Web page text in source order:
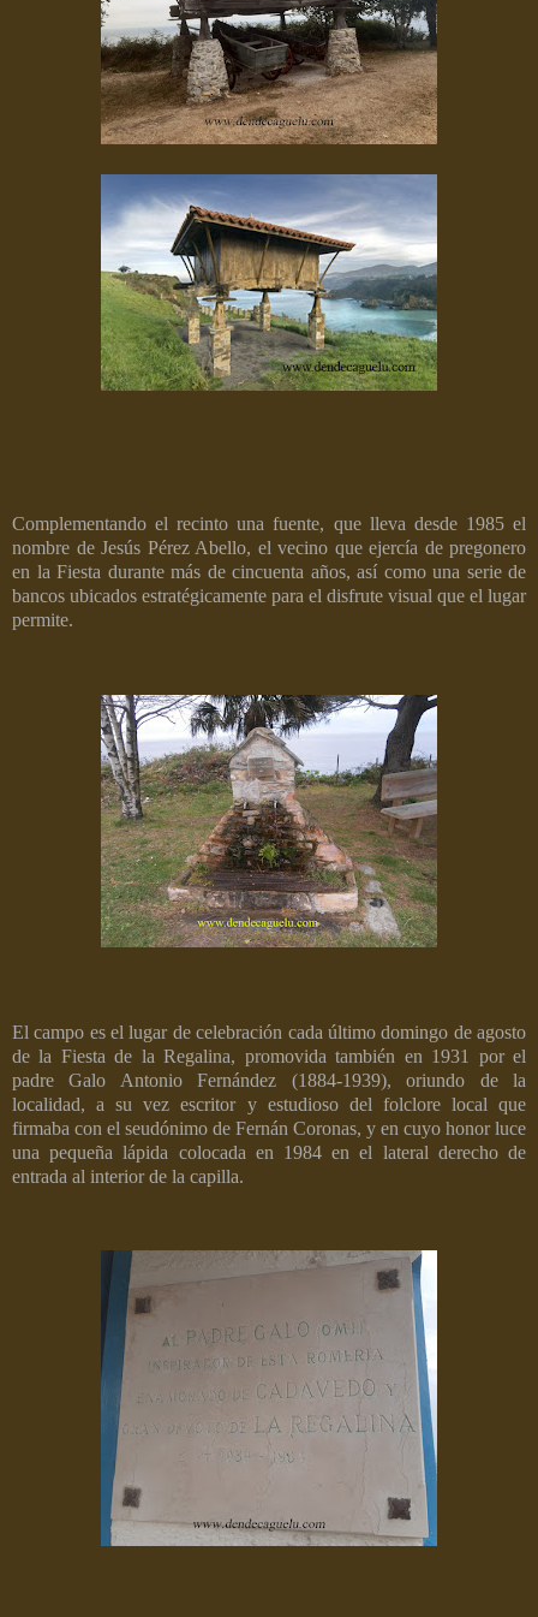
Complementando el recinto una fuente, que lleva desde 1985 el
nombre de Jesús Pérez Abello, el vecino que ejercía de pregonero
en la Fiesta durante más de cincuenta años, así como una serie de
bancos ubicados estratégicamente para el disfrute visual que el lugar
permite.
El campo es el lugar de celebración cada último domingo de agosto
de la Fiesta de la Regalina, promovida también en 1931 por el
padre Galo Antonio Fernández (1884-1939), oriundo de la
localidad, a su vez escritor y estudioso del folclore local que
firmaba con el seudónimo de Fernán Coronas, y en cuyo honor luce
una pequeña lápida colocada en 1984 en el lateral derecho de
entrada al interior de la capilla.